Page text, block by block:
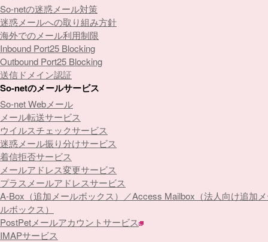
So-netの迷惑メール対策
迷惑メールへの取り組み方針
海外でのメール利用制限
Inbound Port25 Blocking
Outbound Port25 Blocking
送信ドメイン認証
So-netのメールサービス
So-net Webメール
メール転送サービス
ウイルスチェックサービス
迷惑メール振り分けサービス
着信拒否サービス
メールアドレス変更サービス
プラスメールアドレスサービス
A-Box（追加メールボックス）／Access Mailbox（法人向け追加
ルボックス）
PostPetメールアカウントサービス
IMAPサービス